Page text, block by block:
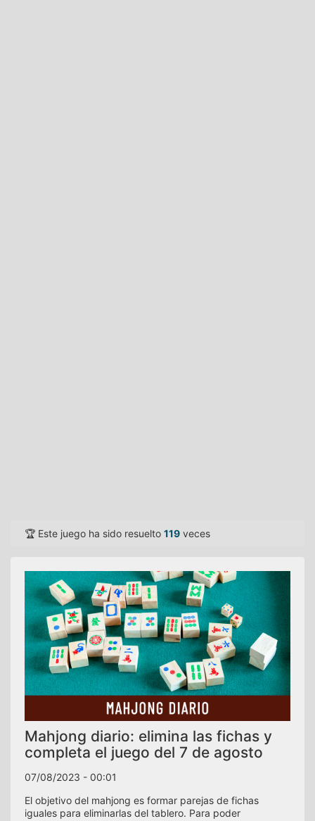
🏆 Este juego ha sido resuelto 119 veces
Mahjong diario: elimina las fichas y
completa el juego del 7 de agosto
07/08/2023 - 00:01
El objetivo del mahjong es formar parejas de fichas
iguales para eliminarlas del tablero. Para poder